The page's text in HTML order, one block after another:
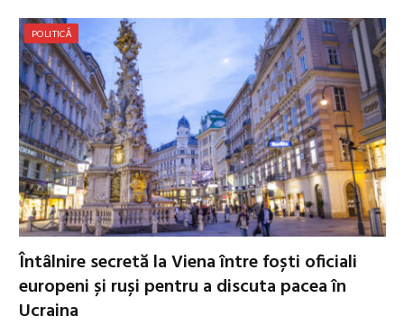
POLITICĂ
Întâlnire secretă la Viena între foști oficiali
europeni și ruși pentru a discuta pacea în
Ucraina